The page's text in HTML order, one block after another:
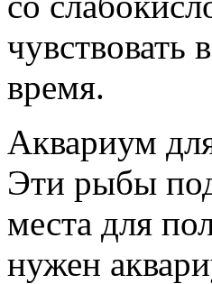
чувствовать
время.
Аквариум
Эти рыбы
места для
нужен